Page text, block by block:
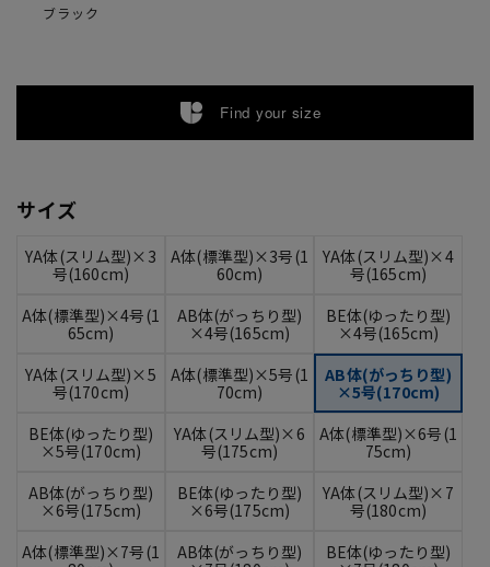
ブラック
Find your size
サイズ
YA体(スリム型)×3
号(160cm)
A体(標準型)×3号(1
60cm)
YA体(スリム型)×4
号(165cm)
A体(標準型)×4号(1
65cm)
AB体(がっちり型)
×4号(165cm)
BE体(ゆったり型)
×4号(165cm)
YA体(スリム型)×5
号(170cm)
A体(標準型)×5号(1
70cm)
AB体(がっちり型)
×5号(170cm)
BE体(ゆったり型)
×5号(170cm)
YA体(スリム型)×6
号(175cm)
A体(標準型)×6号(1
75cm)
AB体(がっちり型)
×6号(175cm)
BE体(ゆったり型)
×6号(175cm)
YA体(スリム型)×7
号(180cm)
A体(標準型)×7号(1
AB体(がっちり型)
BE体(ゆったり型)